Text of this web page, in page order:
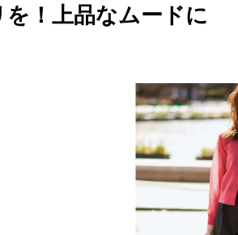
を！上品なムードに